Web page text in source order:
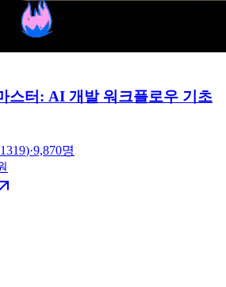
스터: AI 개발 워크플로우 기초
1319)·9,870명